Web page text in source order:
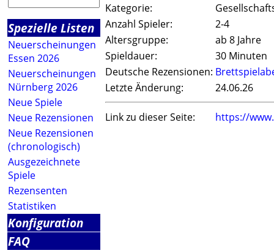
Spezielle Listen
Neuerscheinungen
Essen 2026
Neuerscheinungen
Nürnberg 2026
Neue Spiele
Neue Rezensionen
Neue Rezensionen
(chronologisch)
Ausgezeichnete
Spiele
Rezensenten
Statistiken
Konfiguration
FAQ
Kategorie:
Anzahl Spieler:
2-4
Altersgruppe:
ab 8 Jahre
Spieldauer:
30 Minuten
Deutsche Rezensionen:
Letzte Änderung:
24.06.26
Link zu dieser Seite: https://